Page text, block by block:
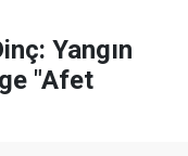
Yangın
"Afet